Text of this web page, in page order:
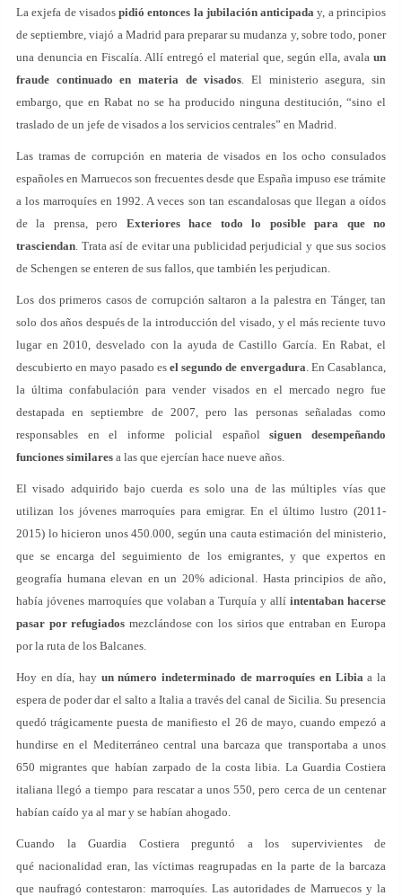
La exjefa de visadospidió entonces la jubilación anticipada y, a principios
de septiembre, viajó a Madrid para preparar su mudanza y, sobre todo, poner
una denuncia en Fiscalía. Allí entregó el material que, según ella, avala un
fraude continuado en materia de visados. El ministerio asegura, sin
embargo, que en Rabat no se ha producido ninguna destitución, “sino el
traslado de un jefe de visados a los servicios centrales” en Madrid.
Las tramas de corrupción en materia de visados en los ocho consulados
españoles en Marruecos son frecuentes desde que España impuso ese trámite
a los marroquíes en 1992. A veces son tan escandalosas que llegan a oídos
de la prensa, pero Exteriores hace todo lo posible para que no
trasciendan. Trata así de evitar una publicidad perjudicial y que sus socios
de Schengen se enteren de sus fallos, que también les perjudican.
Los dos primeros casos de corrupción saltaron a la palestra en Tánger, tan
solo dos años después de la introducción del visado, y el más reciente tuvo
lugar en 2010, desvelado con la ayuda de Castillo García. En Rabat, el
descubierto en mayo pasado es el segundo de envergadura. En Casablanca,
la última confabulación para vender visados en el mercado negro fue
destapada en septiembre de 2007, pero las personas señaladas como
responsables en el informe policial español siguen desempeñando
funciones similares a las que ejercían hace nueve años.
El visado adquirido bajo cuerda es solo una de las múltiples vías que
utilizan los jóvenes marroquíes para emigrar. En el último lustro (2011-
2015) lo hicieron unos 450.000, según una cauta estimación del ministerio,
que se encarga del seguimiento de los emigrantes, y que expertos en
geografía humana elevan en un 20% adicional. Hasta principios de año,
había jóvenes marroquíes que volaban a Turquía y allíintentaban hacerse
pasar por refugiados mezclándose con los sirios que entraban en Europa
por la ruta de los Balcanes.
Hoy en día, hay un número indeterminado de marroquíes en Libiaa la
espera de poder dar el salto a Italia a través del canal de Sicilia. Su presencia
quedó trágicamente puesta de manifiesto el 26 de mayo, cuando empezó a
hundirse en el Mediterráneo central una barcaza que transportaba a unos
650 migrantes que habían zarpado de la costa libia. La Guardia Costiera
italiana llegó a tiempo para rescatar a unos 550, pero cerca de un centenar
habían caído ya al mar y se habían ahogado.
Cuando la Guardia Costiera preguntó a los supervivientes de
qué nacionalidad eran, las víctimas reagrupadas en la parte de la barcaza
que naufragó contestaron: marroquíes. Las autoridades de Marruecos y la